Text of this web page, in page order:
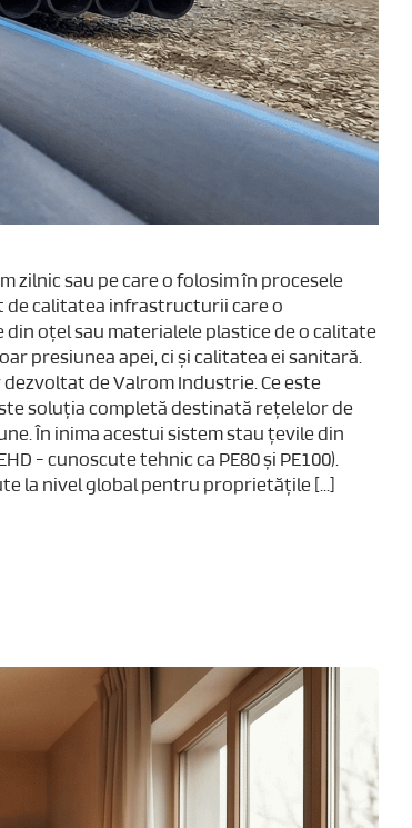
zilnic sau pe care o folosim în procesele
de calitatea infrastructurii care o
oțel sau materialele plastice de o calitate
presiunea apei, ci și calitatea ei sanitară.
de Valrom Industrie. Ce este
soluția completă destinată rețelelor de
În inima acestui sistem stau țevile din
- cunoscute tehnic ca PE80 și PE100).
la nivel global pentru proprietățile [...]